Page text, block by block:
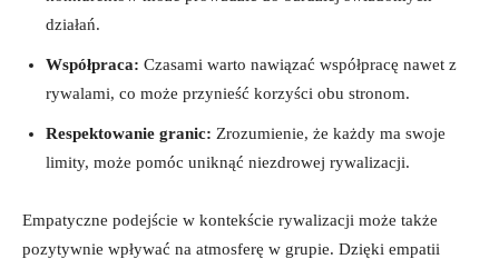
działań.
Współpraca: Czasami ​warto ‍nawiązać współpracę⁢ nawet z
rywalami, co ‍może przynieść korzyści obu‍ stronom.
Respektowanie‌ granic: Zrozumienie, że każdy ma swoje
‍limity, może pomóc ⁣uniknąć niezdrowej rywalizacji.
Empatyczne podejście​ w⁣ kontekście rywalizacji​ może także
pozytywnie wpływać na atmosferę w grupie. Dzięki empatii